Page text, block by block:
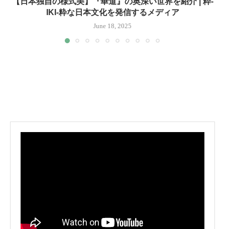
IKI-粋な日本文化を発信するメディア
June 18, 2025